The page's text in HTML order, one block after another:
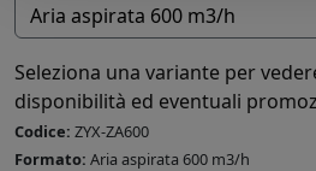
Aria aspirata 600 m3/h
Seleziona una variante per
disponibilità ed eventuali
Codice: ZYX-ZA600
Formato: Aria aspirata 600 m3/h